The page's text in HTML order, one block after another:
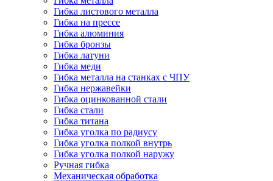
Гибка листового металла
Гибка на прессе
Гибка алюминия
Гибка бронзы
Гибка латуни
Гибка меди
Гибка металла на станках с ЧПУ
Гибка нержавейки
Гибка оцинкованной стали
Гибка стали
Гибка титана
Гибка уголка по радиусу
Гибка уголка полкой внутрь
Гибка уголка полкой наружу
Ручная гибка
Механическая обработка